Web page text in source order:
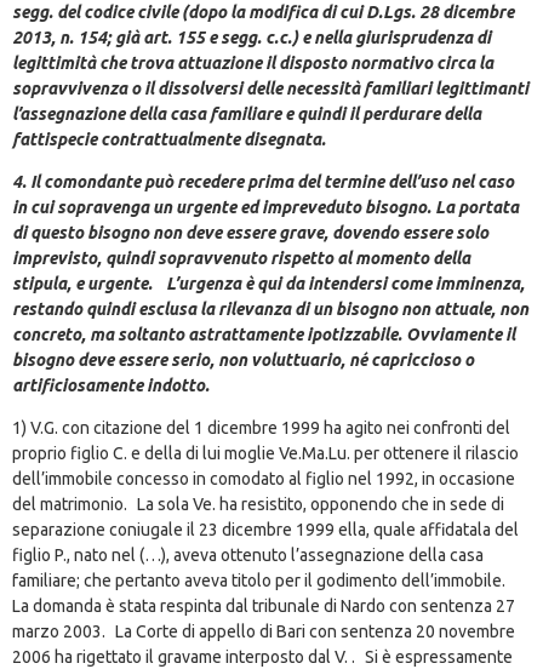
segg. del codice civile (dopo la modifica di cui D.Lgs. 28 dicembre
2013, n. 154; già art. 155 e segg. c.c.) e nella giurisprudenza di
legittimità che trova attuazione il disposto normativo circa la
sopravvivenza o il dissolversi delle necessità familiari legittimanti
l’assegnazione della casa familiare e quindi il perdurare della
fattispecie contrattualmente disegnata.
4. Il comondante può recedere prima del termine dell’uso nel caso
in cui sopravenga un urgente ed impreveduto bisogno. La portata
di questo bisogno non deve essere grave, dovendo essere solo
imprevisto, quindi sopravvenuto rispetto al momento della
stipula, e urgente. L’urgenza è qui da intendersi come imminenza,
restando quindi esclusa la rilevanza di un bisogno non attuale, non
concreto, ma soltanto astrattamente ipotizzabile. Ovviamente il
bisogno deve essere serio, non voluttuario, né capriccioso o
artificiosamente indotto.
1) V.G. con citazione del 1 dicembre 1999 ha agito nei confronti del
proprio figlio C. e della di lui moglie Ve.Ma.Lu. per ottenere il rilascio
dell’immobile concesso in comodato al figlio nel 1992, in occasione
del matrimonio. La sola Ve. ha resistito, opponendo che in sede di
separazione coniugale il 23 dicembre 1999 ella, quale affidatala del
figlio P., nato nel (…), aveva ottenuto l’assegnazione della casa
familiare; che pertanto aveva titolo per il godimento dell’immobile.
La domanda è stata respinta dal tribunale di Nardo con sentenza 27
marzo 2003. La Corte di appello di Bari con sentenza 20 novembre
2006 ha rigettato il gravame interposto dal V. . Si è espressamente